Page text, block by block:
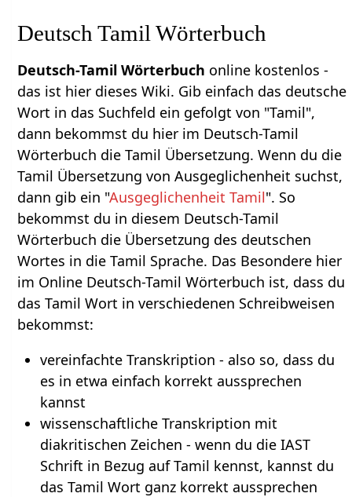
Deutsch Tamil Wörterbuch
Deutsch-Tamil Wörterbuch online kostenlos -
das ist hier dieses Wiki. Gib einfach das deutsche
Wort in das Suchfeld ein gefolgt von "Tamil",
dann bekommst du hier im Deutsch-Tamil
Wörterbuch die Tamil Übersetzung. Wenn du die
Tamil Übersetzung von Ausgeglichenheit suchst,
dann gib ein "Ausgeglichenheit Tamil". So
bekommst du in diesem Deutsch-Tamil
Wörterbuch die Übersetzung des deutschen
Wortes in die Tamil Sprache. Das Besondere hier
im Online Deutsch-Tamil Wörterbuch ist, dass du
das Tamil Wort in verschiedenen Schreibweisen
bekommst:
vereinfachte Transkription - also so, dass du
es in etwa einfach korrekt aussprechen
kannst
wissenschaftliche Transkription mit
diakritischen Zeichen - wenn du die IAST
Schrift in Bezug auf Tamil kennst, kannst du
das Tamil Wort ganz korrekt aussprechen